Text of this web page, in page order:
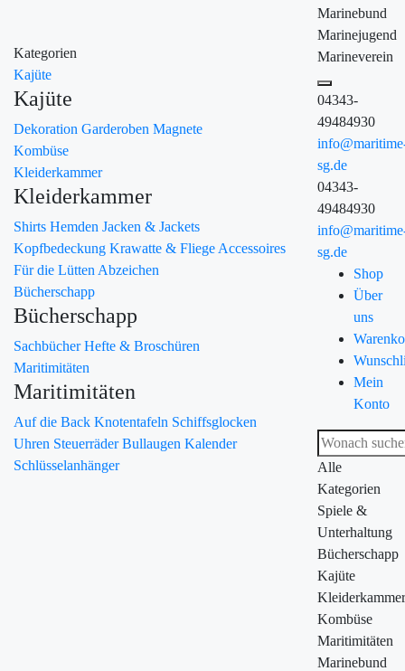
Kategorien
Kajüte
Kajüte
Dekoration Garderoben Magnete
Kombüse
Kleiderkammer
Kleiderkammer
Shirts Hemden Jacken & Jackets
Kopfbedeckung Krawatte & Fliege Accessoires
Für die Lütten Abzeichen
Bücherschapp
Bücherschapp
SachbücherHefte & Broschüren
Maritimitäten
Maritimitäten
Auf die Back Knotentafeln Schiffsglocken
Uhren SteuerräderBullaugen Kalender
Schlüsselanhänger
Marinebund
Marinejugend
Marineverein
04343-
49484930
sg.de
04343-
49484930
sg.de
Shop
Über
uns
Mein
Konto
Alle
Kategorien
Spiele &
Unterhaltung
Bücherschapp
Kajüte
Kleiderkammer
Kombüse
Maritimitäten
Marinebund